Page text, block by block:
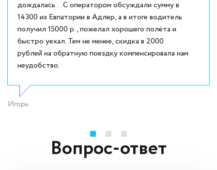
дождалась... С оператором обсуждали сумму в
14300 из Евпатории в Адлер, а в итоге водитель
получил 15000 р., пожелал хорошего полёта и
быстро уехал. Тем не менее, скидка в 2000
рублей на обратную поездку компенсировала нам
неудобство.
Игорь
Вопрос-ответ